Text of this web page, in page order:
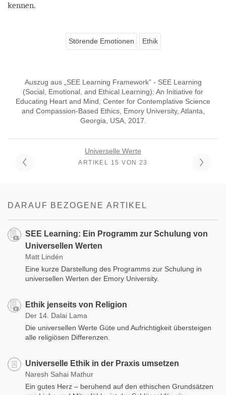
kennen.
Störende Emotionen Ethik
Auszug aus „SEE Learning Framework” - SEE Learning
(Social, Emotional, and Ethical Learning): An Initiative for
Educating Heart and Mind, Center for Contemplative Science
and Compassion-Based Ethics, Emory University, Atlanta,
Georgia, USA, 2017.
Universelle Werte
ARTIKEL 15 VON 23
DARAUF BEZOGENE ARTIKEL
SEE Learning: Ein Programm zur Schulung von
Universellen Werten
Matt Lindén
Eine kurze Darstellung des Programms zur Schulung in
universellen Werten der Emory University.
Ethik jenseits von Religion
Der 14. Dalai Lama
Die universellen Werte Güte und Aufrichtigkeit übersteigen
alle religiösen Differenzen.
Universelle Ethik in der Praxis umsetzen
Naresh Sahai Mathur
Ein gutes Herz – beruhend auf den ethischen Grundsätzen